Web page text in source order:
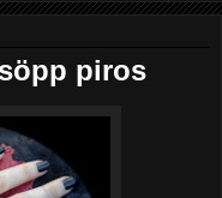
piros